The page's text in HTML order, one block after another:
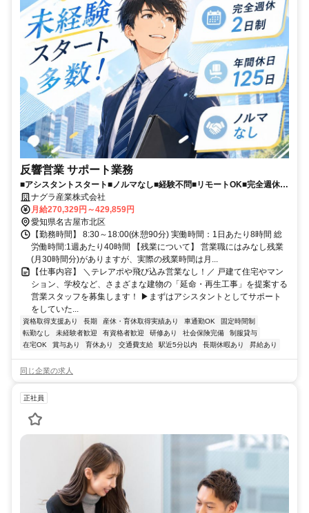
反響営業 サポート業務
■アシスタントスタート■ノルマなし■経験不問■リモートOK■完全週休2
日制(土日祝)■資格手当MAX4万円
ナグラ産業株式会社
月給270,329円～429,859円
愛知県名古屋市北区
【勤務時間】 8:30～18:00(休憩90分) 実働時間：1日あたり8時間 総
労働時間:1週あたり40時間 【残業について】 営業職にはみなし残業
(月30時間分)がありますが、実際の残業時間は月...
【仕事内容】 ＼テレアポや飛び込み営業なし！／ 戸建て住宅やマン
ション、学校など、さまざまな建物の「延命・再生工事」を提案する
営業スタッフを募集します！ ▶まずはアシスタントとしてサポート
をしていた...
資格取得支援あり 長期 産休・育休取得実績あり 車通勤OK
固定時間制
転勤なし
未経験者歓迎 有資格者歓迎 研修あり 社会保険完備
制服貸与
在宅OK
賞与あり 育休あり 交通費支給 駅近5分以内 長期休暇あり 昇給あり
同じ企業の求人
正社員